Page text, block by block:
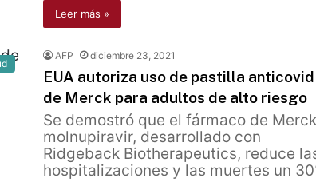
Leer más »
AFP diciembre 23, 2021
EUA autoriza uso de pastilla anticovid
de Merck para adultos de alto riesgo
Se demostró que el fármaco de
molnupiravir, desarrollado con
Ridgeback Biotherapeutics, reduce
hospitalizaciones y las muertes un